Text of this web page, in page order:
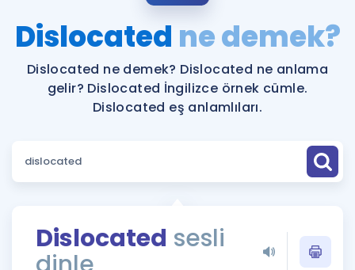
ÜYE DEĞİLİM
Faydalı Araçlar
Sözlük
Rehberlik Aracı
Hakkımızda
Dislocated ne demek?
Dislocated ne demek? Dislocated ne anlama
gelir? Dislocated İngilizce örnek cümle.
Dislocated eş anlamlıları.
Dislocated sesli